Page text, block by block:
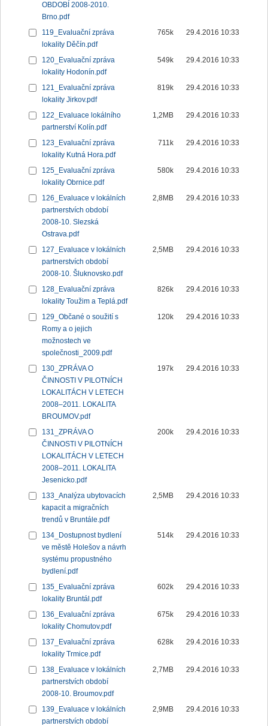
OBDOBÍ 2008-2010.
Brno.pdf
119_Evaluační zpráva
lokality Děčín.pdf
765k 29.4.2016 10:33
120_Evaluační zpráva
lokality Hodonín.pdf
549k 29.4.2016 10:33
121_Evaluační zpráva
lokality Jirkov.pdf
819k 29.4.2016 10:33
122_Evaluace lokálního
partnerství Kolín.pdf
1,2MB 29.4.2016 10:33
123_Evaluační zpráva
lokality Kutná Hora.pdf
711k 29.4.2016 10:33
125_Evaluační zpráva
lokality Obrnice.pdf
580k 29.4.2016 10:33
126_Evaluace v lokálních
partnerstvích období
2008-10. Slezská
Ostrava.pdf
2,8MB 29.4.2016 10:33
127_Evaluace v lokálních
partnerstvích období
2008-10. Šluknovsko.pdf
2,5MB 29.4.2016 10:33
128_Evaluační zpráva
lokality Toužim a Teplá.pdf
826k 29.4.2016 10:33
129_Občané o soužití s
Romy a o jejich
možnostech ve
společnosti_2009.pdf
120k 29.4.2016 10:33
130_ZPRÁVA O
ČINNOSTI V PILOTNÍCH
LOKALITÁCH V LETECH
2008–2011. LOKALITA
BROUMOV.pdf
197k 29.4.2016 10:33
131_ZPRÁVA O
ČINNOSTI V PILOTNÍCH
LOKALITÁCH V LETECH
2008–2011. LOKALITA
Jesenicko.pdf
200k 29.4.2016 10:33
133_Analýza ubytovacích
kapacit a migračních
trendů v Bruntále.pdf
2,5MB 29.4.2016 10:33
134_Dostupnost bydlení
ve městě Holešov a návrh
systému propustného
bydlení.pdf
514k 29.4.2016 10:33
135_Evaluační zpráva
lokality Bruntál.pdf
602k 29.4.2016 10:33
136_Evaluační zpráva
lokality Chomutov.pdf
675k 29.4.2016 10:33
137_Evaluační zpráva
lokality Trmice.pdf
628k 29.4.2016 10:33
138_Evaluace v lokálních
partnerstvích období
2008-10. Broumov.pdf
2,7MB 29.4.2016 10:33
139_Evaluace v lokálních
partnerstvích období
2,9MB 29.4.2016 10:33